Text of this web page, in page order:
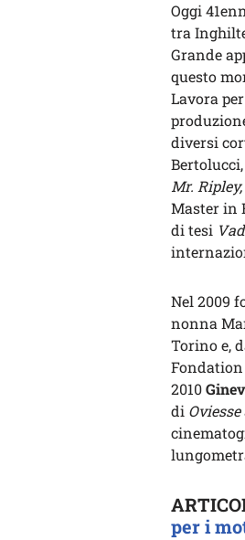
Oggi
tra
Grande
questo
Lavora
diversi
Mr. Ripley,
Master in
di tesi
Nel 2009
nonna
Torino e,
Fondation
2010
di Oviesse
per i